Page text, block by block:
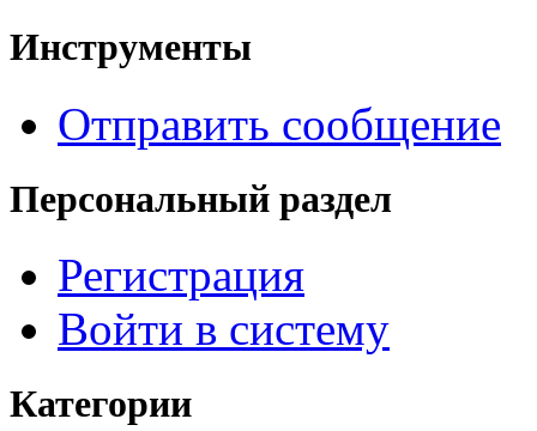
Инструменты
Отправить сообщение
Персональный раздел
Регистрация
Войти в систему
Категории